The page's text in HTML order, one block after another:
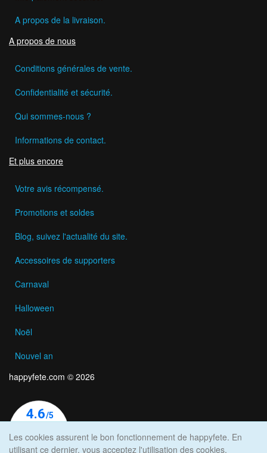
A propos de la livraison.
A propos de nous
Conditions générales de vente.
Confidentialité et sécurité.
Qui sommes-nous ?
Informations de contact.
Et plus encore
Votre avis récompensé.
Promotions et soldes
Blog, suivez l'actualité du site.
Accessoires de supporters
Carnaval
Halloween
Noël
Nouvel an
happyfete.com © 2026
Les cookies assurent le bon fonctionnement de happyfete. En
utilisant ce dernier, vous acceptez l'utilisation des cookies.